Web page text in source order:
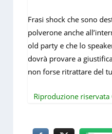
Frasi shock che sono
polverone anche
old party e che lo
dovrà provare a
non forse ritrattare del
Riproduzione riservata